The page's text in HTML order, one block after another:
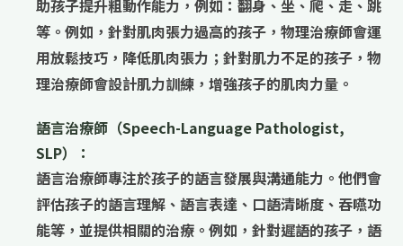
助孩子提升粗動作能力，例如：翻身、坐、爬、走、跳
等。例如，針對肌肉張力過高的孩子，物理治療師會運
用放鬆技巧 ，降低肌肉張力；針對肌力不足的孩子，物
理治療師會設計肌力訓練 ，增強孩子的肌肉力量。
語言治療師（Speech-Language Pathologist,
SLP）：
語言治療師專注於孩子的語言發展與溝通能力 。他們會
評估孩子的語言理解、語言表達、口語清晰度、吞嚥功
能等，並提供相關的治療。例如，針對遲語的孩子，語